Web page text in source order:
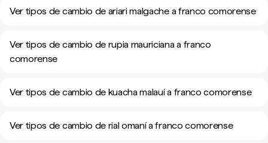
Ver tipos de cambio de ariari malgache a franco comorense
Ver tipos de cambio de rupia mauriciana a franco
comorense
Ver tipos de cambio de kuacha malauí a franco comorense
Ver tipos de cambio de rial omaní a franco comorense